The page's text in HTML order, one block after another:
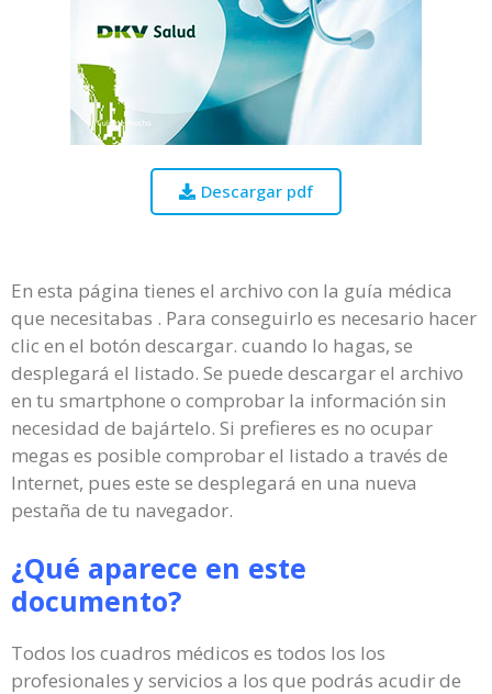
Descargar pdf
En esta página tienes el archivo con la guía médica
que necesitabas . Para conseguirlo es necesario hacer
clic en el botón descargar. cuando lo hagas, se
desplegará el listado. Se puede descargar el archivo
en tu smartphone o comprobar la información sin
necesidad de bajártelo. Si prefieres es no ocupar
megas es posible comprobar el listado a través de
Internet, pues este se desplegará en una nueva
pestaña de tu navegador.
¿Qué aparece en este
documento?
Todos los cuadros médicos es todos los los
profesionales y servicios a los que podrás acudir de